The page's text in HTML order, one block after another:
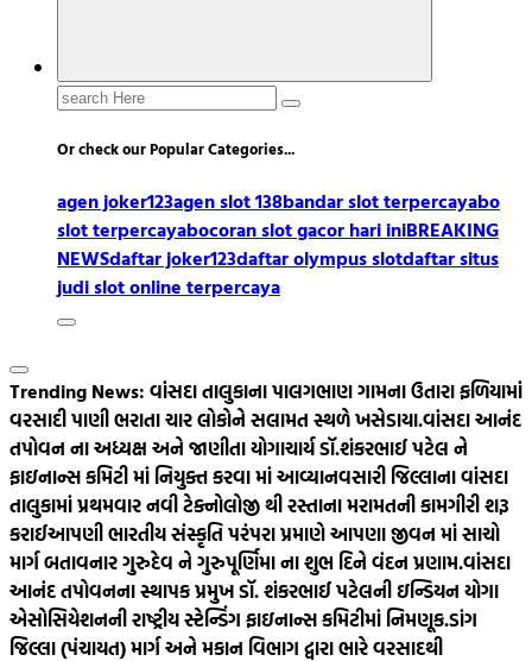
Search
Or check our Popular Categories...
agen joker123agen slot 138bandar slot terpercayabo
slot terpercayabocoran slot gacor hari iniBREAKING
NEWSdaftar joker123daftar olympus slotdaftar situs
judi slot online terpercaya
Trending News: વાંસદા તાલુકાના પાલગભાણ ગામના ઉતારા ફળિયામાં
વરસાદી પાણી ભરાતા ચાર લોકોને સલામત સ્થળે ખસેડાયા.વાંસદા આનંદ
તપોવન ના અધ્યક્ષ અને જાણીતા યોગાચાર્ય ડૉ.શંકરભાઈ પટેલ ને
ફાઇનાન્સ કમિટી માં નિયુક્ત કરવા માં આવ્યાનવસારી જિલ્લાના વાંસદા
તાલુકામાં પ્રથમવાર નવી ટેક્નોલોજી થી રસ્તાના મરામતની કામગીરી શરૂ
કરાઈઆપણી ભારતીય સંસ્કૃતિ પરંપરા પ્રમાણે આપણા જીવન માં સાચો
માર્ગ બતાવનાર ગુરુદેવ ને ગુરુપૂર્ણિમા ના શુભ દિને વંદન પ્રણામ.વાંસદા
આનંદ તપોવનના સ્થાપક પ્રમુખ ડૉ. શંકરભાઈ પટેલની ઇન્ડિયન યોગા
એસોસિયેશનની રાષ્ટ્રીય સ્ટેન્ડિંગ ફાઇનાન્સ કમિટીમાં નિમણૂક.ડાંગ
જિલ્લા (પંચાયત) માર્ગ અને મકાન વિભાગ દ્વારા ભારે વરસાદથી